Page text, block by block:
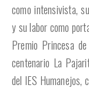
como intensivista,
y su labor como
Premio Princesa
centenario La
del IES Humanejos,